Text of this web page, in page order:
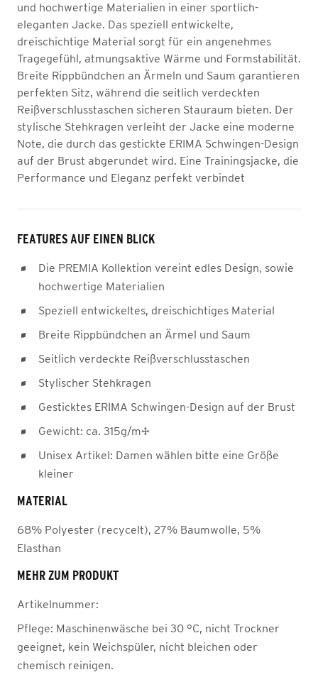
und hochwertige Materialien in einer sportlich-
eleganten Jacke. Das speziell entwickelte,
dreischichtige Material sorgt für ein angenehmes
Tragegefühl, atmungsaktive Wärme und Formstabilität.
Breite Rippbündchen an Ärmeln und Saum garantieren
perfekten Sitz, während die seitlich verdeckten
Reißverschlusstaschen sicheren Stauraum bieten. Der
stylische Stehkragen verleiht der Jacke eine moderne
Note, die durch das gestickte ERIMA Schwingen-Design
auf der Brust abgerundet wird. Eine Trainingsjacke, die
Performance und Eleganz perfekt verbindet
FEATURES AUF EINEN BLICK
Die PREMIA Kollektion vereint edles Design, sowie
hochwertige Materialien
Speziell entwickeltes, dreischichtiges Material
Breite Rippbündchen an Ärmel und Saum
Seitlich verdeckte Reißverschlusstaschen
Stylischer Stehkragen
Gesticktes ERIMA Schwingen-Design auf der Brust
Gewicht: ca. 315g/m²
Unisex Artikel: Damen wählen bitte eine Größe
kleiner
MATERIAL
68% Polyester (recycelt), 27% Baumwolle, 5%
Elasthan
MEHR ZUM PRODUKT
Artikelnummer:
Pflege: Maschinenwäsche bei 30 °C, nicht Trockner
geeignet, kein Weichspüler, nicht bleichen oder
chemisch reinigen.